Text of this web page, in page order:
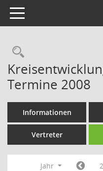
Toggle navigation
Termine 2008
Informationen
Vertreter
Jahr